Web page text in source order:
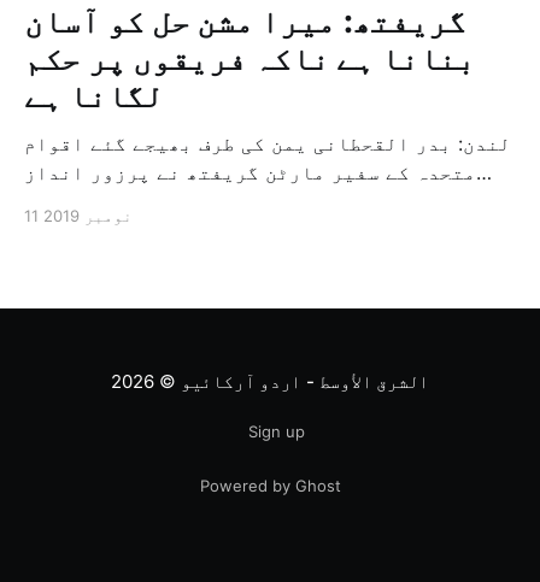
گریفتھ: میرا مشن حل کو آسان
بنانا ہے ناکہ فریقوں پر حکم
لگانا ہے
لندن: بدر القحطانی یمن کی طرف بھیجے گئے اقوام
متحدہ کے سفیر مارٹن گریفتھ نے پرزور انداز
ثالثی اور اس کشمکش کی حدبندی کرنے کے لئے ایک
11 نومبر 2019
الشرق الأوسط - اردو آرکائیو © 2026
Sign up
Powered by Ghost